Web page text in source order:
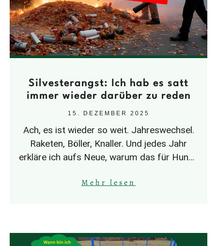
Silvesterangst: Ich hab es satt
immer wieder darüber zu reden
15. DEZEMBER 2025
Ach, es ist wieder so weit. Jahreswechsel.
Raketen, Böller, Knaller. Und jedes Jahr
erkläre ich aufs Neue, warum das für Hunde
Mehr lesen